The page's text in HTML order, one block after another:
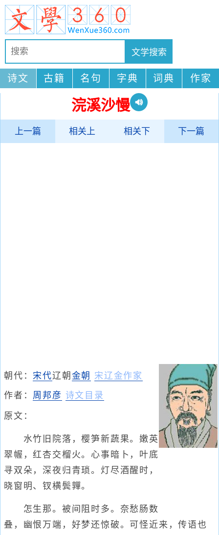
诗文 古籍 名句 字典 词典 作家
浣溪沙慢
上一篇 相关上 相关下 下一篇
朝代：宋代辽朝 金朝 宋辽金作家
作者： 周邦彦 诗文目录
原文：
水竹旧院落，樱笋新蔬果。嫩英
翠幄，红杏交榴火。心事暗卜，叶底
寻双朵，深夜归青琐。灯尽酒醒时，
晓窗明、钗横鬓嚲。
怎生那。被间阻时多。奈愁肠数
叠，幽恨万端，好梦还惊破。可怪近来，传语也